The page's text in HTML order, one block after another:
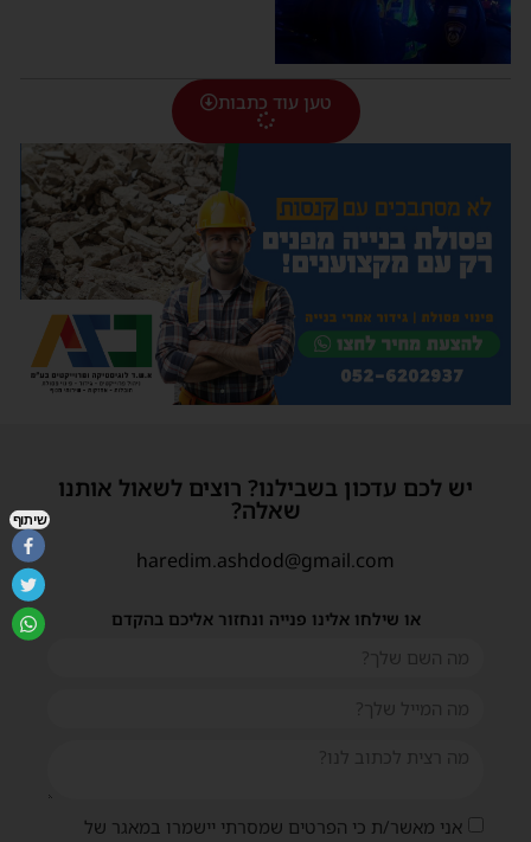
טען עוד כתבות
יש לכם עדכון בשבילנו? רוצים לשאול אותנו
שאלה?
haredim.ashdod@gmail.com
או שילחו אלינו פנייה ונחזור אליכם בהקדם
אני מאשר/ת כי הפרטים שמסרתי יישמרו במאגר של
שיתוף